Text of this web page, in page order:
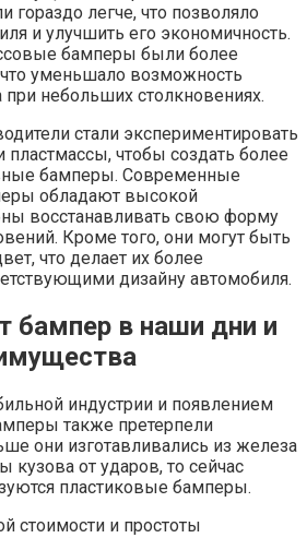
легче, что позволяло
и улучшить его экономичность.
бамперы были более
уменьшало возможность
небольших столкновениях.
стали экспериментировать
чтобы создать более
бамперы. Современные
обладают высокой
восстанавливать свою форму
Кроме того, они могут быть
что делает их более
дизайну автомобиля.
бампер в наши дни и
индустрии и появлением
также претерпели
они изготавливались из железа
кузова от ударов, то сейчас
пластиковые бамперы.
стоимости и простоты